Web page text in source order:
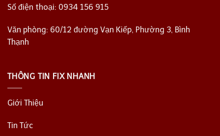
Số điện thoại: 0934 156 915
Văn phòng: 60/12 đường Vạn Kiếp, Phường 3, Bình
Thạnh
THÔNG TIN FIX NHANH
Giới Thiệu
Tin Tức